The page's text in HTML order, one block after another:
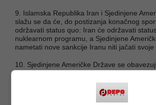
9. Islamska Republika Iran i Sjedinjene
slažu se da će, do postizanja konačnog
održavati status quo: Iran će održavati
nuklearnom programu, a Sjedinjene
nametati nove sankcije Iranu niti jačati svoje
10. Sjedinjene Američke Države se
nakon potpisivanja ovog Memoranduma o
do datuma ukidanja sankcija, Ministarstvo
Sjedinjenih Američkih Država izdati izuzeća
sirove nafte, petrohemijskih proizvoda i